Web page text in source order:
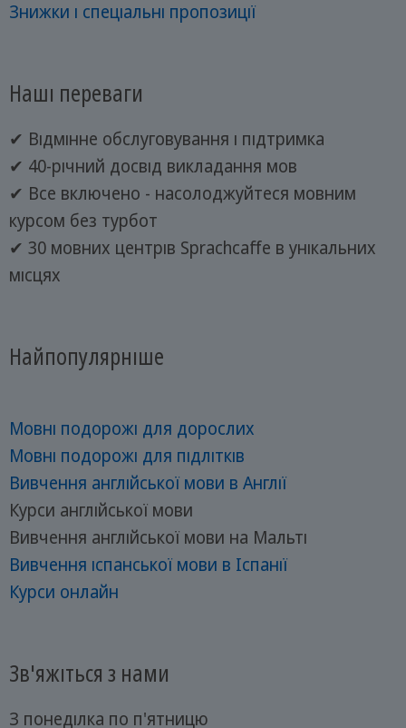
Знижки і спеціальні пропозиції
Наші переваги
✔ Відмінне обслуговування і підтримка
✔ 40-річний досвід викладання мов
✔ Все включено - насолоджуйтеся мовним
курсом без турбот
✔ 30 мовних центрів Sprachcaffe в унікальних
місцях
Найпопулярніше
Мовні подорожі для дорослих
Мовні подорожі для підлітків
Вивчення англійської мови в Англії
Курси англійської мови
Вивчення англійської мови на Мальті
Вивчення іспанської мови в Іспанії
Курси онлайн
Зв'яжіться з нами
З понеділка по п'ятницю